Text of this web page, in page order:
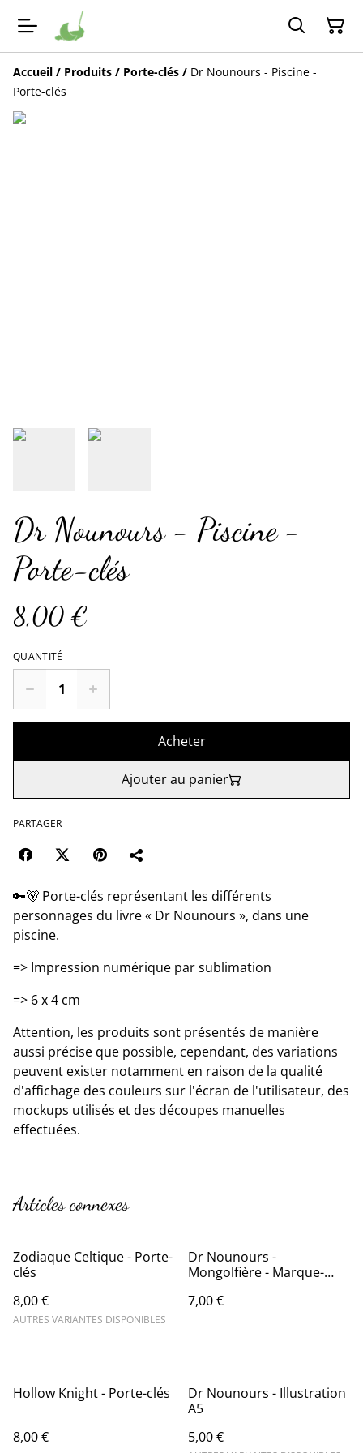
Accueil / Produits / Porte-clés / Dr Nounours - Piscine -
Porte-clés
Dr Nounours - Piscine -
Porte-clés
8,00 €
QUANTITÉ
Acheter
Ajouter au panier
PARTAGER
🔑🐻 Porte-clés représentant les différents
personnages du livre « Dr Nounours », dans une
piscine.
=> Impression numérique par sublimation
=> 6 x 4 cm
Attention, les produits sont présentés de manière
aussi précise que possible, cependant, des variations
peuvent exister notamment en raison de la qualité
d'affichage des couleurs sur l'écran de l'utilisateur, des
mockups utilisés et des découpes manuelles
effectuées.
Articles connexes
Zodiaque Celtique - Porte-
clés
8,00 €
AUTRES VARIANTES DISPONIBLES
Dr Nounours -
Mongolfière - Marque-
7,00 €
Hollow Knight - Porte-clés
8,00 €
Dr Nounours - Illustration
A5
5,00 €